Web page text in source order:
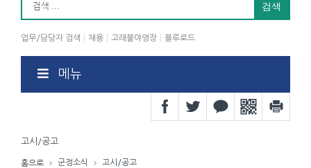
업무/담당자 검색 채용 고래불야영장 블루로드
메뉴
고시/공고
홈으로 군정소식 고시/공고